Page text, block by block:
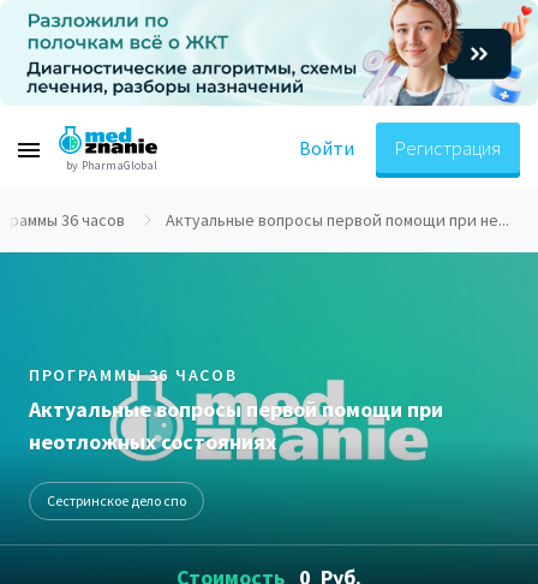
by PharmaGlobal
Войти Регистрация
36 часов Актуальные вопросы первой помощи при не...
ПРОГРАММЫ 36 ЧАСОВ
Актуальные вопросы первой помощи при
неотложных состояниях
Сестринское дело спо
Стоимость 0 Руб.